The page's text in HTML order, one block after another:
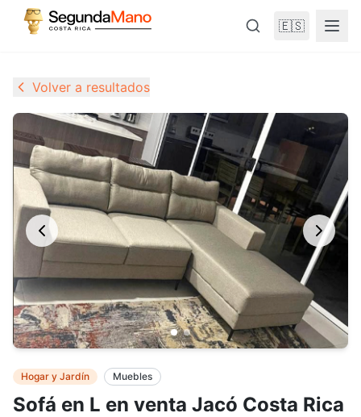
🇪🇸
Volver a resultados
Sofá en L en venta Jacó Costa Rica
Hogar y Jardín Muebles